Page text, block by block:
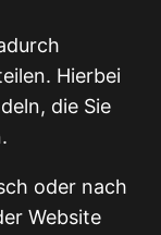
Hierbei
die Sie
oder nach
Website